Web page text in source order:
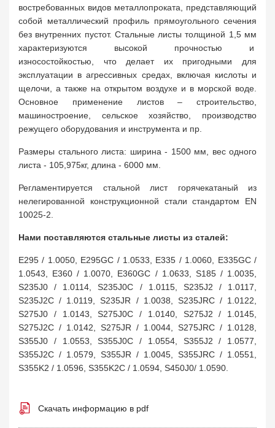
востребованных видов металлопроката, представляющий
собой металлический профиль прямоугольного сечения
без внутренних пустот. Стальные листы толщиной 1,5 мм
характеризуются высокой прочностью и
износостойкостью, что делает их пригодными для
эксплуатации в агрессивных средах, включая кислоты и
щелочи, а также на открытом воздухе и в морской воде.
Основное применение листов – строительство,
машиностроение, сельское хозяйство, производство
режущего оборудования и инструмента и пр.
Размеры стального листа: ширина - 1500 мм, вес одного
листа - 105,975кг, длина - 6000 мм.
Регламентируется стальной лист горячекатаный из
нелегированной конструкционной стали стандартом EN
10025-2.
Нами поставляются стальные листы из сталей:
E295 / 1.0050, E295GC / 1.0533, E335 / 1.0060, E335GC /
1.0543, E360 / 1.0070, E360GC / 1.0633, S185 / 1.0035,
S235J0 / 1.0114, S235J0C / 1.0115, S235J2 / 1.0117,
S235J2C / 1.0119, S235JR / 1.0038, S235JRC / 1.0122,
S275J0 / 1.0143, S275J0C / 1.0140, S275J2 / 1.0145,
S275J2C / 1.0142, S275JR / 1.0044, S275JRC / 1.0128,
S355J0 / 1.0553, S355J0C / 1.0554, S355J2 / 1.0577,
S355J2C / 1.0579, S355JR / 1.0045, S355JRC / 1.0551,
S355K2 / 1.0596, S355K2C / 1.0594, S450J0/ 1.0590.
Скачать информацию в pdf